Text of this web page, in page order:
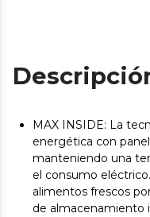
MAX INSIDE: La
energética con
manteniendo una
el consumo
alimentos frescos
de almacenamiento